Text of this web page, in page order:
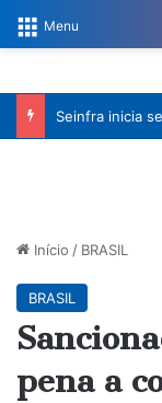
Menu
Início / BRASIL
BRASIL
pena a